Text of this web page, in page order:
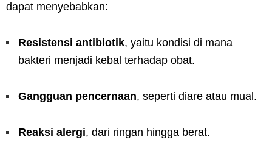
dapat menyebabkan:
Resistensi antibiotik, yaitu kondisi di mana
bakteri menjadi kebal terhadap obat.
Gangguan pencernaan, seperti diare atau mual.
Reaksi alergi, dari ringan hingga berat.